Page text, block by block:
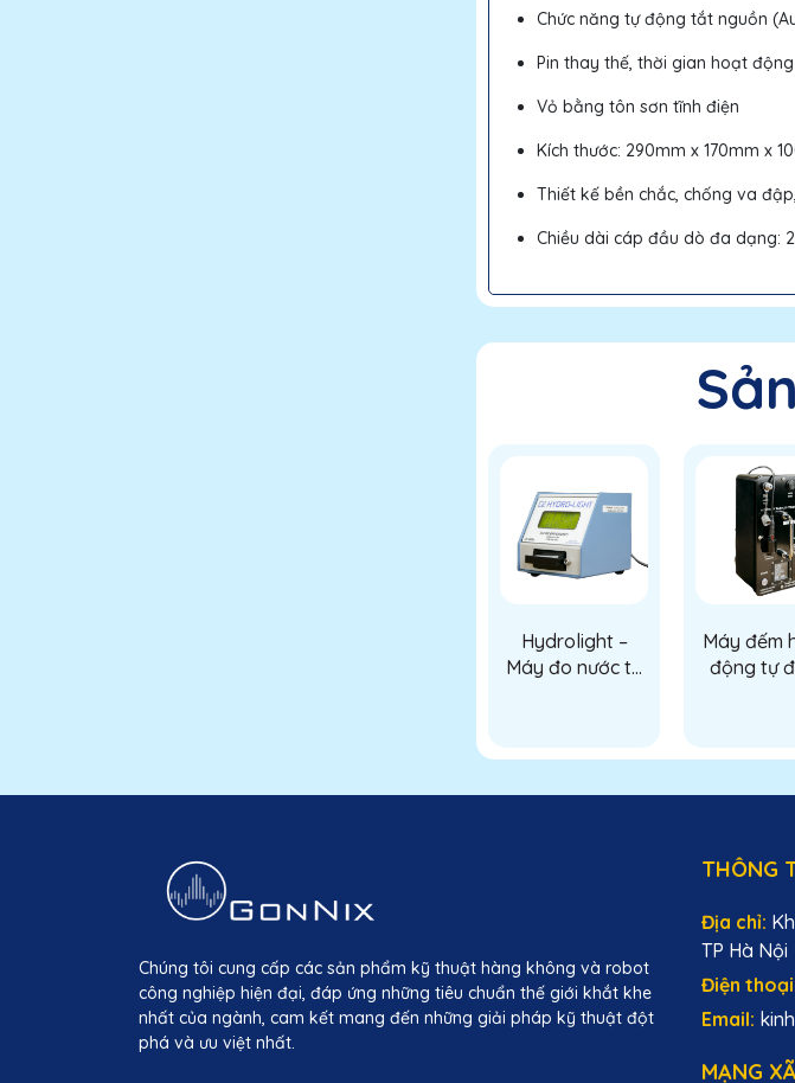
Chức năng tự động tắt nguồn
Pin thay thế, thời gian hoạt
Vỏ bằng tôn sơn tĩnh điện
Kích thước: 290mm x 170mm x
Thiết kế bền chắc, chống va
Chiều dài cáp đầu dò đa dạng:
Hydrolight –
Máy đo nước tự
Máy đếm
động tự
Chúng tôi cung cấp các sản phẩm kỹ thuật hàng không và robot
công nghiệp hiện đại, đáp ứng những tiêu chuẩn thế giới khắt khe
nhất của ngành, cam kết mang đến những giải pháp kỹ thuật đột
phá và ưu việt nhất.
THÔNG
Địa chỉ:
TP Hà Nội
Điện
Email:
MẠNG